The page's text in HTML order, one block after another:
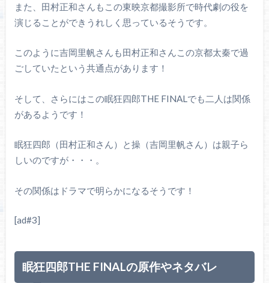
また、田村正和さんもこの東映京都撮影所で時代劇の役を
演じることができうれしく思っているそうです。
このように吉岡里帆さんも田村正和さんこの京都太秦で過
ごしていたという共通点があります！
そして、さらにはこの眠狂四郎THE FINALでも二人は関係
があるようです！
眠狂四郎（田村正和さん）と操（吉岡里帆さん）は親子ら
しいのですが・・・。
その関係はドラマで明らかになるそうです！
[ad#3]
眠狂四郎THE FINALの原作やネタバレ